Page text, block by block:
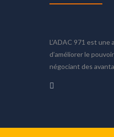
L’ADAC 971 est
d’améliorer le
négociant des